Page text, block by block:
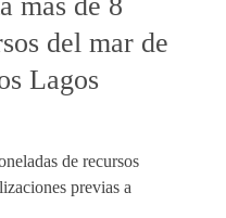
del mar de
Lagos
de recursos
previas a